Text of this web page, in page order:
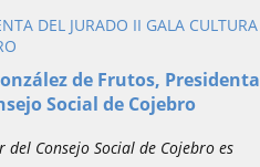
DEL JURADO II GALA CULTURA
de Frutos, Presidenta
Social de Cojebro
del Consejo Social de Cojebro es